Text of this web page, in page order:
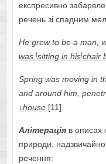
експресивно
речень зі спадним
He grew to be a man,
was |sitting in his|chair
Spring was moving in
and around him,
↓house [11].
Алітераціяв описах
природи,
речення: